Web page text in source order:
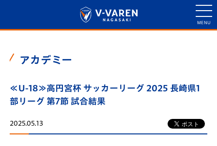
アカデミー
≪U-18≫高円宮杯 サッカーリーグ 2025 長崎県1
部リーグ 第7節 試合結果
2025.05.13